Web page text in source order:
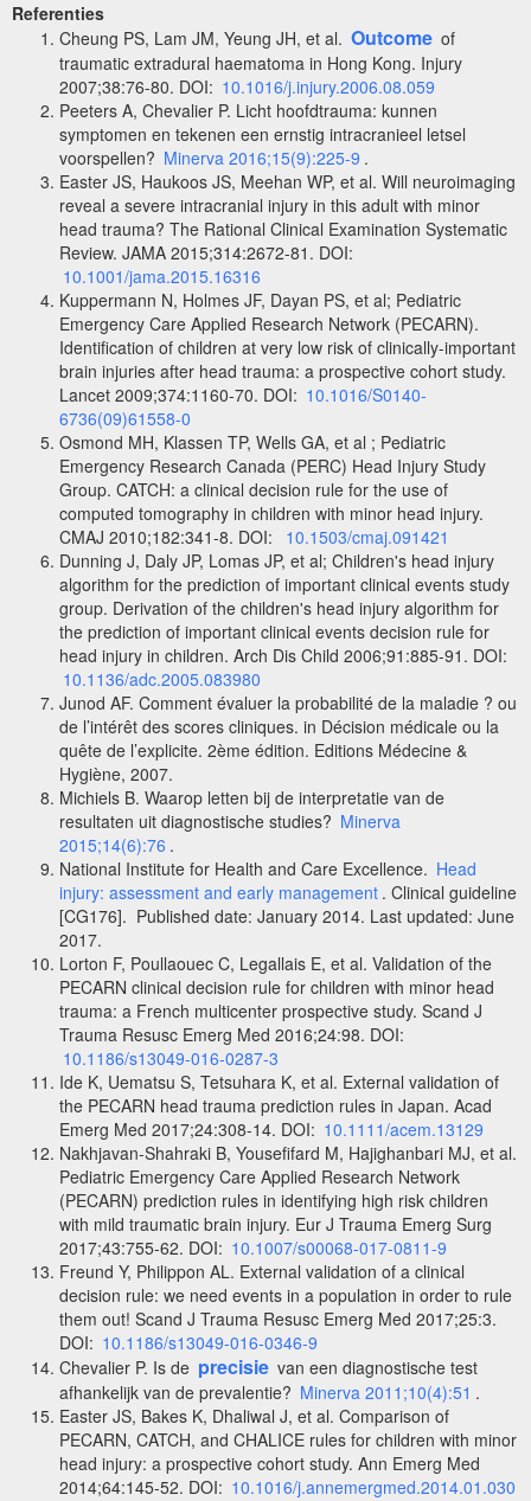
Referenties
Cheung PS, Lam JM, Yeung JH, et al. Outcome of
traumatic extradural haematoma in Hong Kong. Injury
2007;38:76-80. DOI: 10.1016/j.injury.2006.08.059
Peeters A, Chevalier P. Licht hoofdtrauma: kunnen
symptomen en tekenen een ernstig intracranieel letsel
voorspellen? Minerva 2016;15(9):225-9 .
Easter JS, Haukoos JS, Meehan WP, et al. Will neuroimaging
reveal a severe intracranial injury in this adult with minor
head trauma? The Rational Clinical Examination Systematic
Review. JAMA 2015;314:2672-81. DOI:
10.1001/jama.2015.16316
Kuppermann N, Holmes JF, Dayan PS, et al; Pediatric
Emergency Care Applied Research Network (PECARN).
Identification of children at very low risk of clinically-important
brain injuries after head trauma: a prospective cohort study.
Lancet 2009;374:1160-70. DOI: 10.1016/S0140-
6736(09)61558-0
Osmond MH, Klassen TP, Wells GA, et al ; Pediatric
Emergency Research Canada (PERC) Head Injury Study
Group. CATCH: a clinical decision rule for the use of
computed tomography in children with minor head injury.
CMAJ 2010;182:341-8. DOI:
10.1503/cmaj.091421
Dunning J, Daly JP, Lomas JP, et al; Children's head injury
algorithm for the prediction of important clinical events study
group. Derivation of the children's head injury algorithm for
the prediction of important clinical events decision rule for
head injury in children. Arch Dis Child 2006;91:885-91. DOI:
10.1136/adc.2005.083980
Junod AF. Comment évaluer la probabilité de la maladie ? ou
de l’intérêt des scores cliniques. in Décision médicale ou la
quête de l’explicite. 2ème édition. Editions Médecine &
Hygiène, 2007.
Michiels B. Waarop letten bij de interpretatie van de
resultaten uit diagnostische studies? Minerva
2015;14(6):76 .
National Institute for Health and Care Excellence. Head
injury: assessment and early management . Clinical guideline
[CG176]. Published date: January 2014. Last updated: June
2017.
Lorton F, Poullaouec C, Legallais E, et al. Validation of the
PECARN clinical decision rule for children with minor head
trauma: a French multicenter prospective study. Scand J
Trauma Resusc Emerg Med 2016;24:98. DOI:
10.1186/s13049-016-0287-3
Ide K, Uematsu S, Tetsuhara K, et al. External validation of
the PECARN head trauma prediction rules in Japan. Acad
Emerg Med 2017;24:308-14. DOI: 10.1111/acem.13129
Nakhjavan-Shahraki B, Yousefifard M, Hajighanbari MJ, et al.
Pediatric Emergency Care Applied Research Network
(PECARN) prediction rules in identifying high risk children
with mild traumatic brain injury. Eur J Trauma Emerg Surg
2017;43:755-62. DOI: 10.1007/s00068-017-0811-9
Freund Y, Philippon AL. External validation of a clinical
decision rule: we need events in a population in order to rule
them out! Scand J Trauma Resusc Emerg Med 2017;25:3.
DOI: 10.1186/s13049-016-0346-9
Chevalier P. Is de precisie van een diagnostische test
afhankelijk van de prevalentie? Minerva 2011;10(4):51 .
Easter JS, Bakes K, Dhaliwal J, et al. Comparison of
PECARN, CATCH, and CHALICE rules for children with minor
head injury: a prospective cohort study. Ann Emerg Med
2014;64:145-52. DOI: 10.1016/j.annemergmed.2014.01.030